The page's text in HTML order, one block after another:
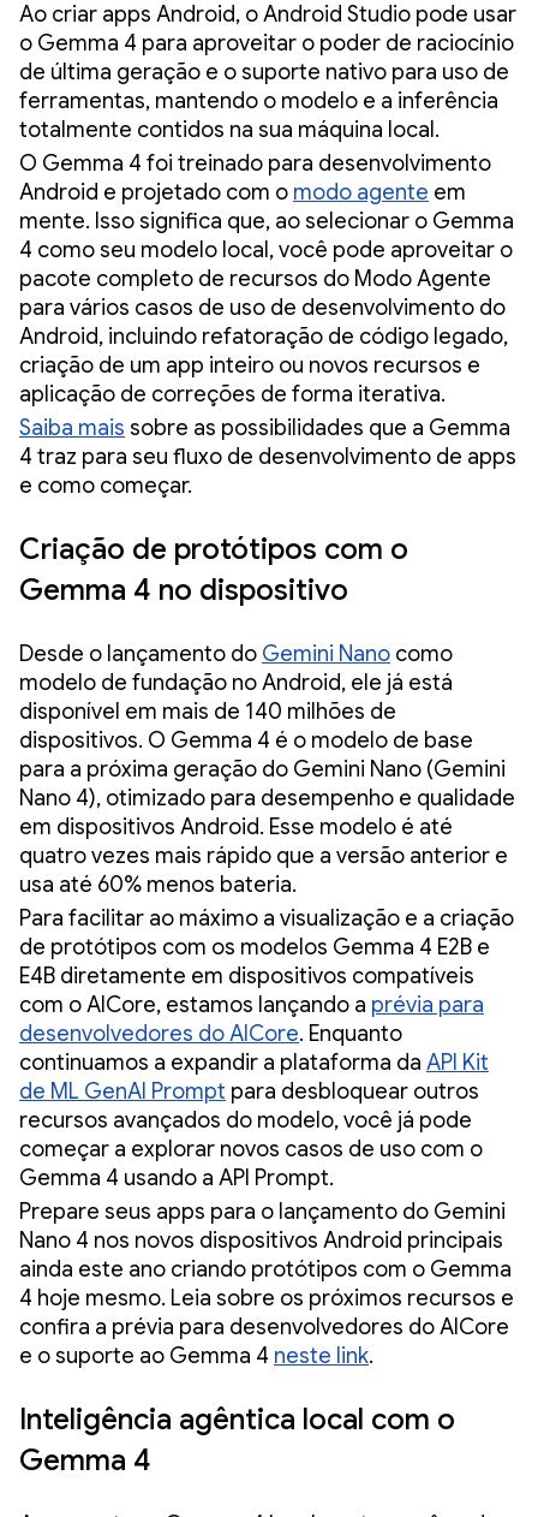
Ao criar apps Android, o Android Studio pode usar
o Gemma 4 para aproveitar o poder de raciocínio
de última geração e o suporte nativo para uso de
ferramentas, mantendo o modelo e a inferência
totalmente contidos na sua máquina local.
O Gemma 4 foi treinado para desenvolvimento
Android e projetado com o modo agente em
mente. Isso significa que, ao selecionar o Gemma
4 como seu modelo local, você pode aproveitar o
pacote completo de recursos do Modo Agente
para vários casos de uso de desenvolvimento do
Android, incluindo refatoração de código legado,
criação de um app inteiro ou novos recursos e
aplicação de correções de forma iterativa.
Saiba mais sobre as possibilidades que a Gemma
4 traz para seu fluxo de desenvolvimento de apps
e como começar.
Criação de protótipos com o
Gemma 4 no dispositivo
Desde o lançamento do Gemini Nano como
modelo de fundação no Android, ele já está
disponível em mais de 140 milhões de
dispositivos. O Gemma 4 é o modelo de base
para a próxima geração do Gemini Nano (Gemini
Nano 4), otimizado para desempenho e qualidade
em dispositivos Android. Esse modelo é até
quatro vezes mais rápido que a versão anterior e
usa até 60% menos bateria.
Para facilitar ao máximo a visualização e a criação
de protótipos com os modelos Gemma 4 E2B e
E4B diretamente em dispositivos compatíveis
com o AICore, estamos lançando a prévia para
desenvolvedores do AICore. Enquanto
continuamos a expandir a plataforma da API Kit
de ML GenAI Prompt para desbloquear outros
recursos avançados do modelo, você já pode
começar a explorar novos casos de uso com o
Gemma 4 usando a API Prompt.
Prepare seus apps para o lançamento do Gemini
Nano 4 nos novos dispositivos Android principais
ainda este ano criando protótipos com o Gemma
4 hoje mesmo. Leia sobre os próximos recursos e
confira a prévia para desenvolvedores do AICore
e o suporte ao Gemma 4 neste link.
Inteligência agêntica local com o
Gemma 4